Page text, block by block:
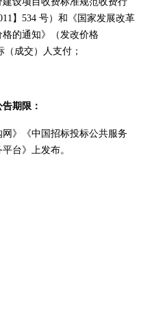
】534 号）和《国家发展改革
的通知》（发改价格
成交）人支付；
期限：
网》《中国招标投标公共服务
台》 上发布。